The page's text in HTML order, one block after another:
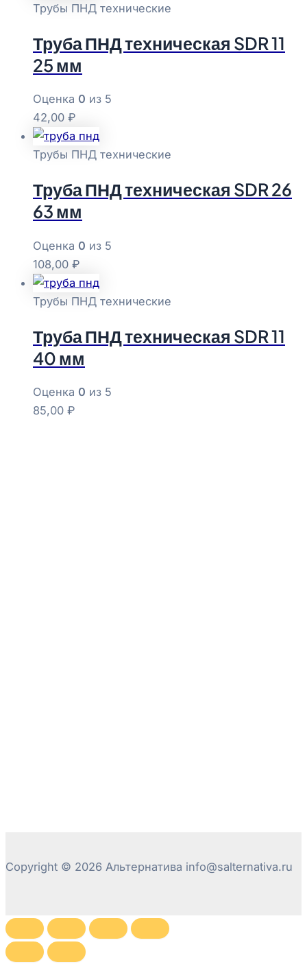
Трубы ПНД технические
Труба ПНД техническая SDR 11
25 мм
Оценка 0 из 5
42,00 ₽
Трубы ПНД технические
Труба ПНД техническая SDR 26
63 мм
Оценка 0 из 5
108,00 ₽
Трубы ПНД технические
Труба ПНД техническая SDR 11
40 мм
Оценка 0 из 5
85,00 ₽
Copyright © 2026 Альтернатива info@salternativa.ru